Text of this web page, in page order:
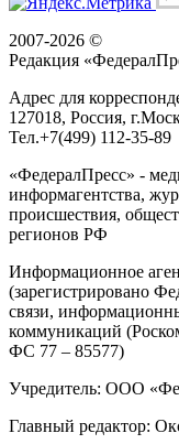
2007-2026 ©
Редакция «
Адрес для
127018, Россия, г.
Тел.+7(499) 112-35-89
«ФедералПресс» -
информагентства,
происшествия,
регионов РФ
Информационное
(зарегистрировано
связи,
коммуникаций
ФС 77 – 85577)
Учредитель: ООО
Главный редактор: